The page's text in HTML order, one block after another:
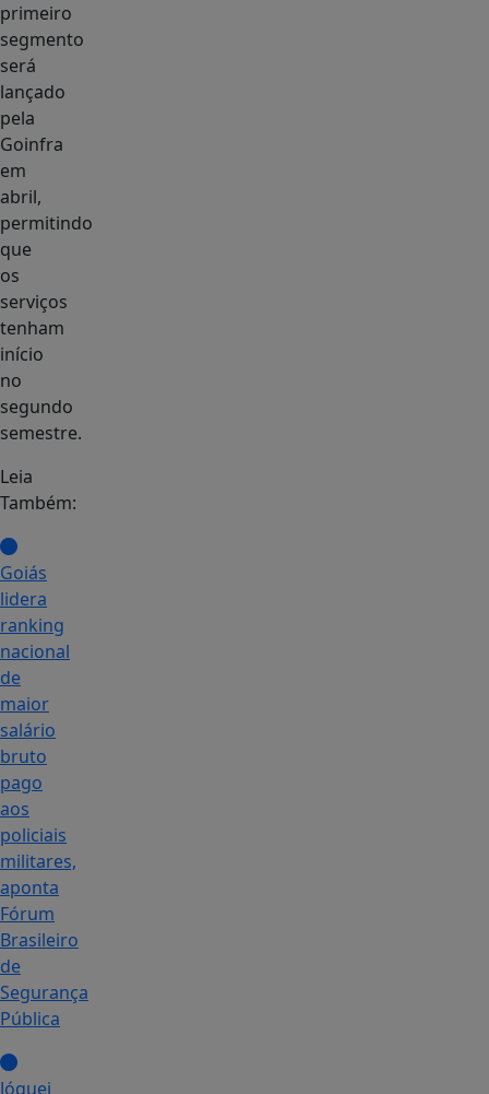
primeiro
segmento
será
lançado
pela
Goinfra
em
abril,
permitindo
que
os
serviços
tenham
início
no
segundo
semestre.
Leia
Também:
Goiás
lidera
ranking
nacional
de
maior
salário
bruto
pago
aos
policiais
militares,
aponta
Fórum
Brasileiro
de
Segurança
Pública
Jóquei